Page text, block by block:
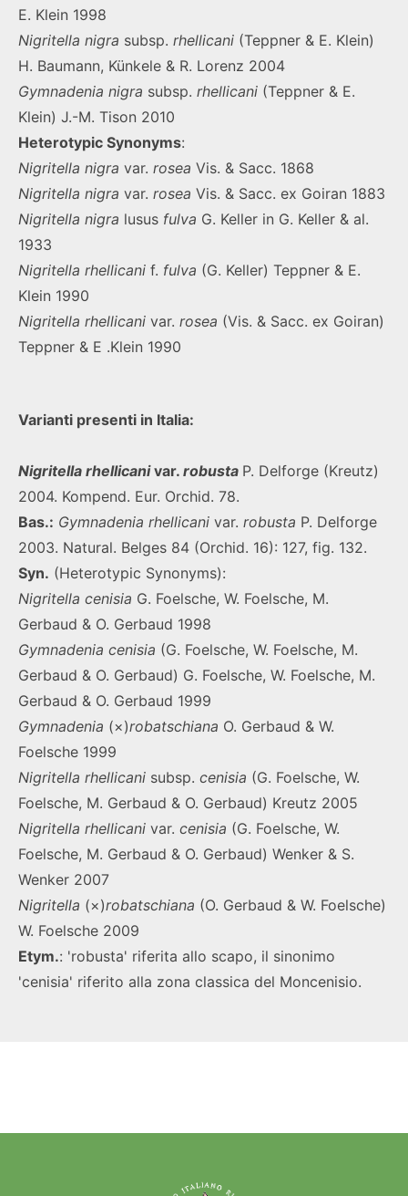
E. Klein 1998
Nigritella nigra subsp. rhellicani (Teppner & E. Klein)
H. Baumann, Künkele & R. Lorenz 2004
Gymnadenia nigra subsp. rhellicani (Teppner & E.
Klein) J.-M. Tison 2010
Heterotypic Synonyms:
Nigritella nigra var. rosea Vis. & Sacc. 1868
Nigritella nigra var. rosea Vis. & Sacc. ex Goiran 1883
Nigritella nigra lusus fulva G. Keller in G. Keller & al.
1933
Nigritella rhellicani f. fulva (G. Keller) Teppner & E.
Klein 1990
Nigritella rhellicani var. rosea (Vis. & Sacc. ex Goiran)
Teppner & E .Klein 1990
Varianti presenti in Italia:
Nigritella rhellicanivar. robusta P. Delforge (Kreutz)
2004. Kompend. Eur. Orchid. 78.
Bas.: Gymnadenia rhellicani var. robusta P. Delforge
2003. Natural. Belges 84 (Orchid. 16): 127, fig. 132.
Syn. (Heterotypic Synonyms):
Nigritella cenisia G. Foelsche, W. Foelsche, M.
Gerbaud & O. Gerbaud 1998
Gymnadenia cenisia (G. Foelsche, W. Foelsche, M.
Gerbaud & O. Gerbaud) G. Foelsche, W. Foelsche, M.
Gerbaud & O. Gerbaud 1999
Gymnadenia (×)robatschiana O. Gerbaud & W.
Foelsche 1999
Nigritella rhellicani subsp. cenisia (G. Foelsche, W.
Foelsche, M. Gerbaud & O. Gerbaud) Kreutz 2005
Nigritella rhellicani var. cenisia (G. Foelsche, W.
Foelsche, M. Gerbaud & O. Gerbaud) Wenker & S.
Wenker 2007
Nigritella (×)robatschiana (O. Gerbaud & W. Foelsche)
W. Foelsche 2009
Etym.: 'robusta' riferita allo scapo, il sinonimo
'cenisia' riferito alla zona classica del Moncenisio.